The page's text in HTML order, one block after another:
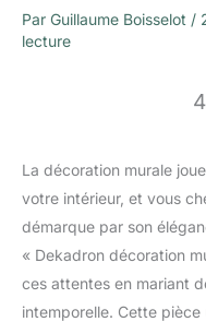
Par Guillaume Boisselot /
lecture
La décoration murale
votre intérieur, et vous
démarque par son
« Dekadron décoration
ces attentes en mariant
intemporelle. Cette